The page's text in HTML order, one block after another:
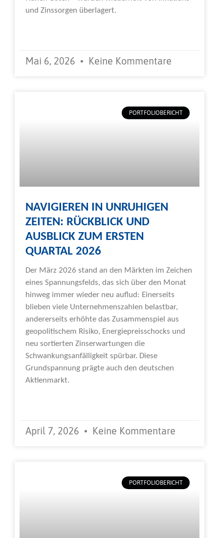
und Zinssorgen überlagert.
Mai 6, 2026 Keine Kommentare
PORTFOLIOBERICHT
NAVIGIEREN IN UNRUHIGEN
ZEITEN: RÜCKBLICK UND
AUSBLICK ZUM ERSTEN
QUARTAL 2026
Der März 2026 stand an den Märkten im Zeichen
eines Spannungsfelds, das sich über den Monat
hinweg immer wieder neu auflud: Einerseits
blieben viele Unternehmenszahlen belastbar,
andererseits erhöhte das Zusammenspiel aus
geopolitischem Risiko, Energiepreisschocks und
neu sortierten Zinserwartungen die
Schwankungsanfälligkeit spürbar. Diese
Grundspannung prägte auch den deutschen
Aktienmarkt.
April 7, 2026 Keine Kommentare
PORTFOLIOBERICHT